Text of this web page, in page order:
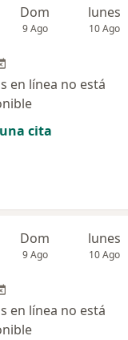
Dom
9 Ago
lunes
10 Ago
en línea no está
cita
Dom
9 Ago
lunes
10 Ago
en línea no está